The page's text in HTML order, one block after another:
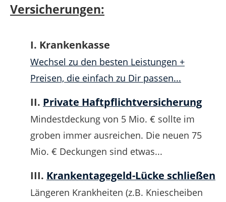
Versicherungen:
I. Krankenkasse
Wechsel zu den besten Leistungen +
Preisen, die einfach zu Dir passen...
II. Private Haftpflichtversicherung
Mindestdeckung von 5 Mio. € sollte im
groben immer ausreichen. Die neuen 75
Mio. € Deckungen sind etwas...
III. Krankentagegeld-Lücke schließen
Längeren Krankheiten (z.B. Kniescheiben